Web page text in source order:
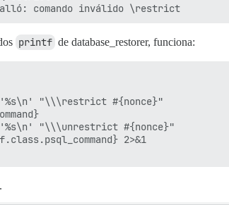
printf de database_restorer, funciona:
"\\\restrict #{nonce}"
"\\\unrestrict #{nonce}"
2>&1